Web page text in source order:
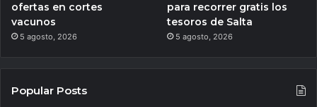
ofertas en cortes
vacunos
5 agosto, 2026
para recorrer gratis los
tesoros de Salta
5 agosto, 2026
Popular Posts